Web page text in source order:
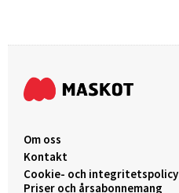
Om oss
Kontakt
Cookie- och integritetspolicy
Priser och årsabonnemang